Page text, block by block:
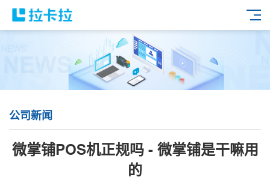
公司新闻
微掌铺POS机正规吗 - 微掌铺是干嘛用
的